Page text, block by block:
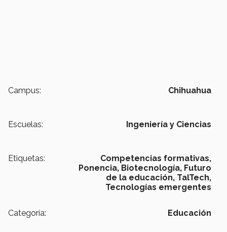
Campus: Chihuahua
Escuelas: Ingeniería y Ciencias
Etiquetas:
Competencias formativas,
Ponencia, Biotecnología, Futuro
de la educación, TalTech,
Tecnologías emergentes
Categoría: Educación